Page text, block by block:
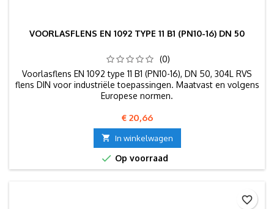
VOORLASFLENS EN 1092 TYPE 11 B1 (PN10-16) DN 50
(0)
Voorlasflens EN 1092 type 11 B1 (PN10-16), DN 50, 304L RVS
flens DIN voor industriële toepassingen. Maatvast en volgens
Europese normen.
Prijs
€ 20,66
 In winkelwagen
 Op voorraad
favorite_border